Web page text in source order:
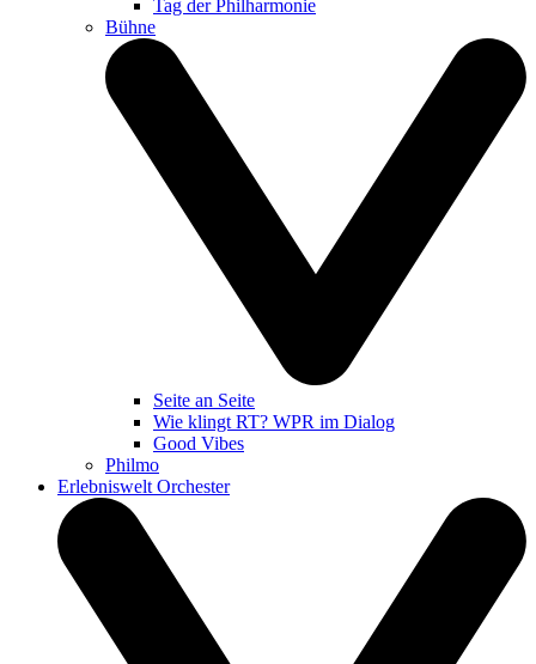
Tag der Philharmonie
Bühne
Seite an Seite
Wie klingt RT? WPR im Dialog
Good Vibes
Philmo
Erlebniswelt Orchester